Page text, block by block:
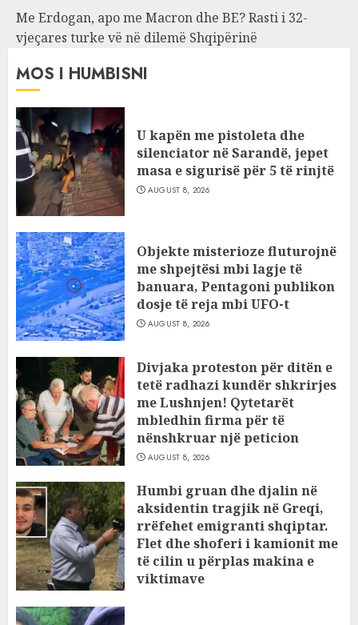
Me Erdogan, apo me Macron dhe BE? Rasti i 32-
vjeçares turke vë në dilemë Shqipërinë
MOS I HUMBISNI
U kapën me pistoleta dhe
silenciator në Sarandë, jepet
masa e sigurisë për 5 të rinjtë
AUGUST 8, 2026
Objekte misterioze fluturojnë
me shpejtësi mbi lagje të
banuara, Pentagoni publikon
dosje të reja mbi UFO-t
AUGUST 8, 2026
Divjaka proteston për ditën e
tetë radhazi kundër shkrirjes
me Lushnjen! Qytetarët
mbledhin firma për të
nënshkruar një peticion
AUGUST 8, 2026
Humbi gruan dhe djalin në
aksidentin tragjik në Greqi,
rrëfehet emigranti shqiptar.
Flet dhe shoferi i kamionit me
të cilin u përplas makina e
viktimave